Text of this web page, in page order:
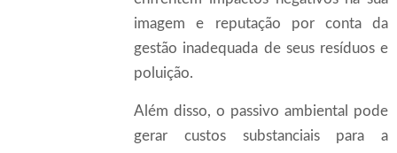
imagem e reputação por conta da
gestão inadequada de seus resíduos e
poluição.
Além disso, o passivo ambiental pode
gerar custos substanciais para a